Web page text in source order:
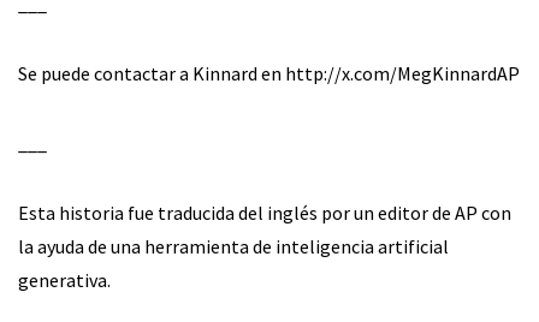
Se puede contactar a Kinnard en http://x.com/MegKinnardAP
Esta historia fue traducida del inglés por un editor de AP con
la ayuda de una herramienta de inteligencia artificial
generativa.